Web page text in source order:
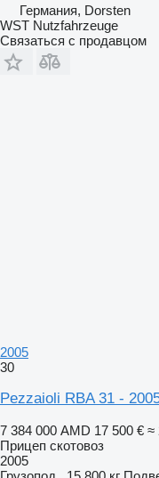
Германия, Dorsten
WST Nutzfahrzeuge
Связаться с продавцом
2005
30
Pezzaioli RBA 31 -
7 384 000 AMD 17 500 € ≈
Прицеп скотовоз
2005